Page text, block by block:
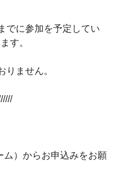
でに参加を予定してい
す。
りません。
）からお申込みをお願